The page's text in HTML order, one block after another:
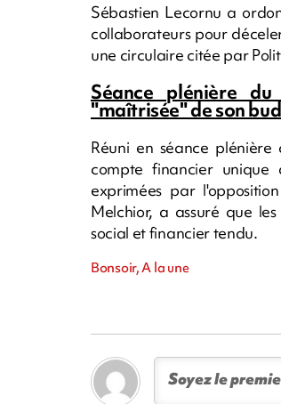
Sébastien Lecornu a
collaborateurs pour
une circulaire citée par
Séance plénière
"maîtrisée" de son
Réuni en séance
compte financier unique
exprimées par
Melchior, a assuré que
social et financier tendu.
Bonsoir, A la une